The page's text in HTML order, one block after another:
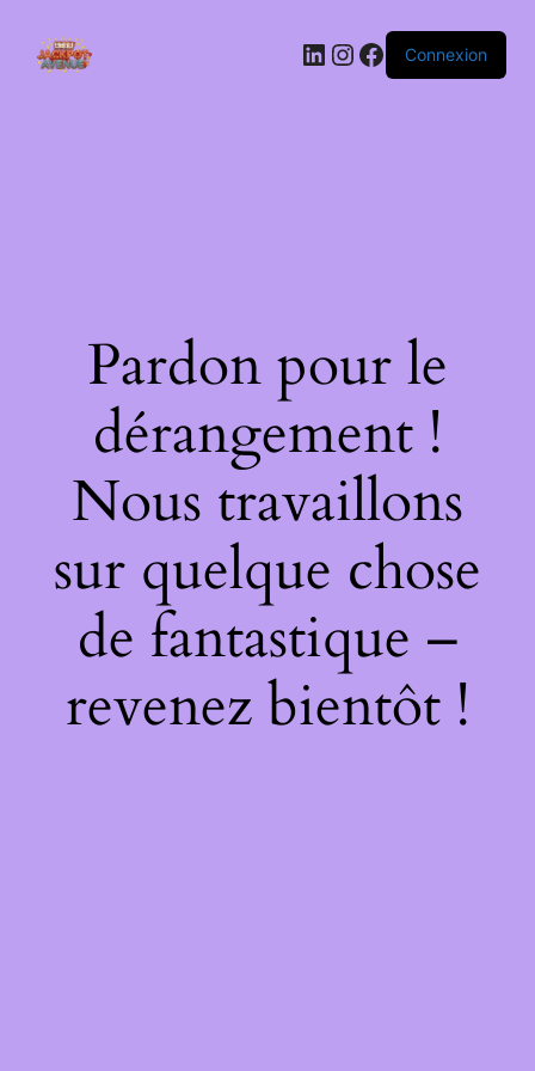
LinkedIn
Instagram
Facebook
Connexion
Pardon pour le
dérangement !
Nous travaillons
sur quelque chose
de fantastique –
revenez bientôt !